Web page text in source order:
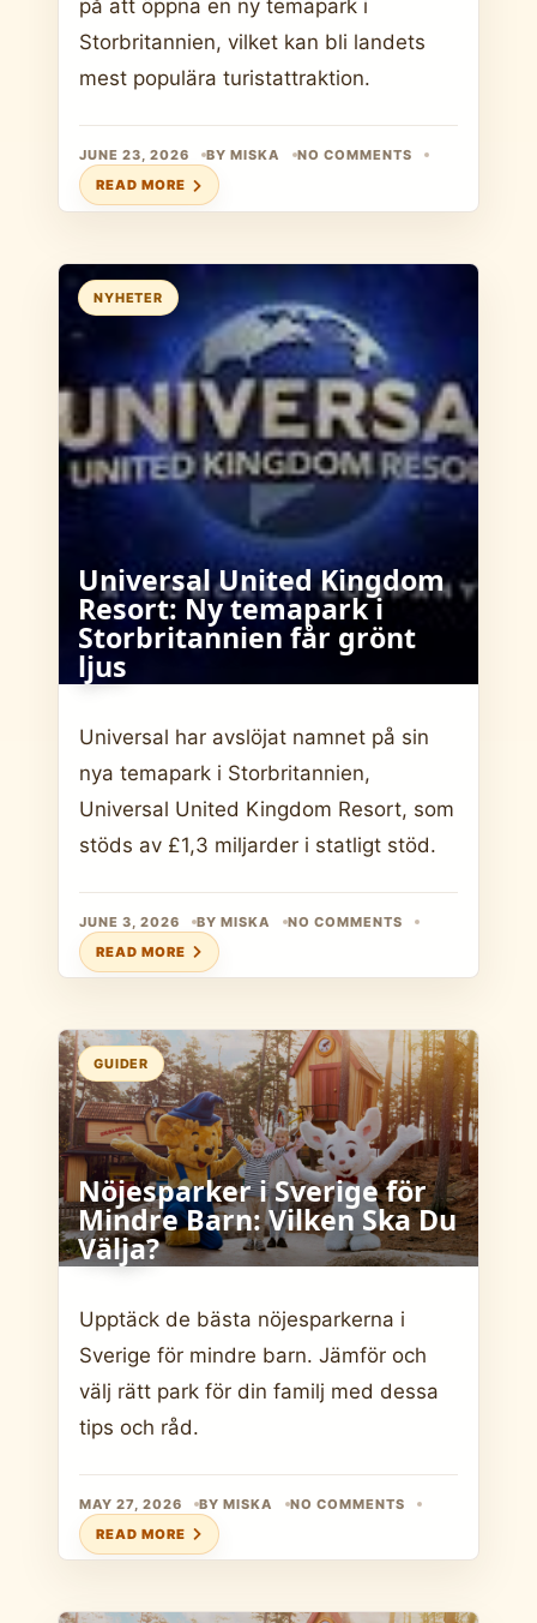
på att öppna en ny temapark i
Storbritannien, vilket kan bli landets
mest populära turistattraktion.
JUNE 23, 2026 BY MISKA
NO COMMENTS
READ MORE
NYHETER
Universal United Kingdom
Resort: Ny temapark i
Storbritannien får grönt
ljus
Universal har avslöjat namnet på sin
nya temapark i Storbritannien,
Universal United Kingdom Resort, som
stöds av £1,3 miljarder i statligt stöd.
JUNE 3, 2026 BY MISKA
NO COMMENTS
READ MORE
GUIDER
Nöjesparker i Sverige för
Mindre Barn: Vilken Ska Du
Välja?
Upptäck de bästa nöjesparkerna i
Sverige för mindre barn. Jämför och
välj rätt park för din familj med dessa
tips och råd.
MAY 27, 2026 BY MISKA
NO COMMENTS
READ MORE